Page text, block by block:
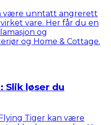
være unntatt angrerett
vare. Her får du en
og
og Home & Cottage.
Slik løser du
Tiger kan være